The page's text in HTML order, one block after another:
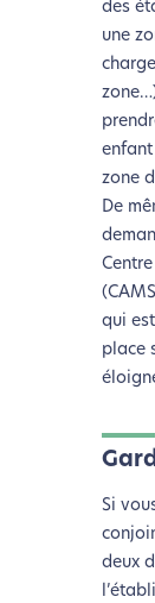
Nous
des
une
zone
De
qui
place
Si
deux